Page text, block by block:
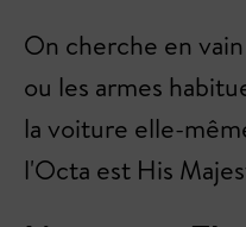
On cherche en
ou les armes
la voiture elle-
l'Octa est His